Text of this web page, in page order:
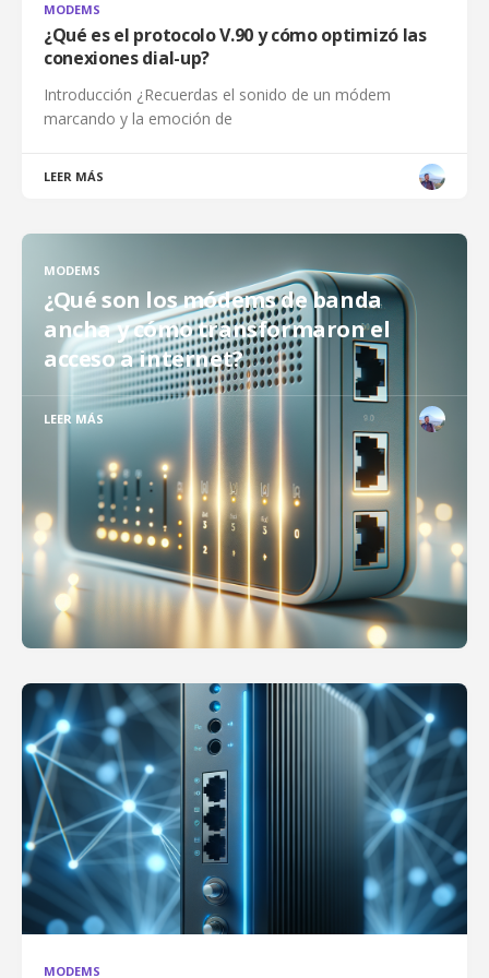
MODEMS
¿Qué es el protocolo V.90 y cómo optimizó las
conexiones dial-up?
Introducción ¿Recuerdas el sonido de un módem
marcando y la emoción de
LEER MÁS
MODEMS
¿Qué son los módems de banda
ancha y cómo transformaron el
acceso a internet?
LEER MÁS
MODEMS